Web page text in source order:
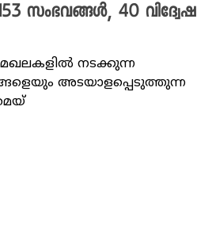
സംഭവങ്ങൾ, 40 വിദ്വേഷ
നടക്കുന്ന
അടയാളപ്പെടുത്തുന്ന